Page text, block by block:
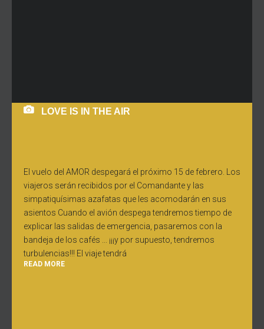
LOVE IS IN THE AIR
El vuelo del AMOR despegará el próximo 15 de febrero. Los
viajeros serán recibidos por el Comandante y las
simpatiquísimas azafatas que les acomodarán en sus
asientos Cuando el avión despega tendremos tiempo de
explicar las salidas de emergencia, pasaremos con la
bandeja de los cafés ... ¡¡¡y por supuesto, tendremos
turbulencias!!! El viaje tendrá
READ MORE